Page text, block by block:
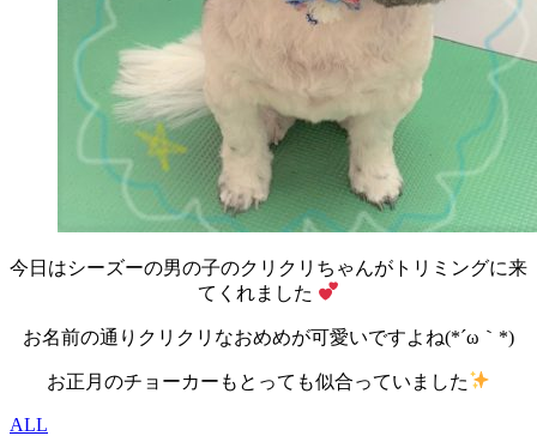
今日はシーズーの男の子のクリクリちゃんがトリミングに来
てくれました
お名前の通りクリクリなおめめが可愛いですよね(*´ω｀*)
お正月のチョーカーもとっても似合っていました
ALL